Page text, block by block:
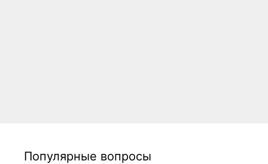
Популярные вопросы